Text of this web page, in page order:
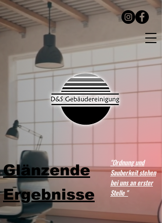
Glänzende
Ergebnisse
"Ordnung und
Sauberkeit stehen
bei uns an erster
Stelle "